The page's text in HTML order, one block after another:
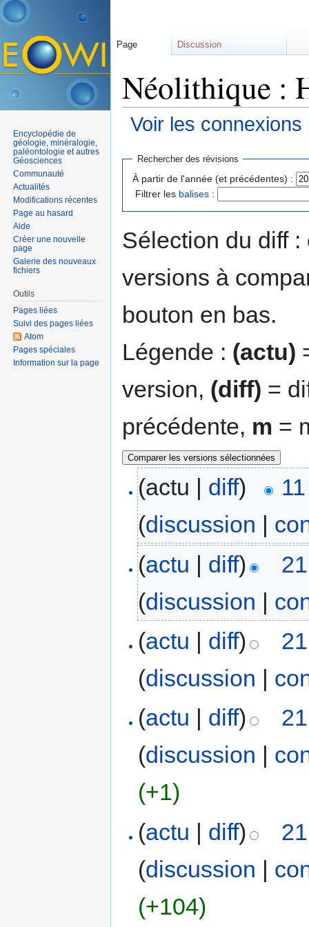
Néolithique :
Voir les
Rechercher des révisions
À partir de l'année (et précédentes) :
Filtrer les balises :
Sélection du diff
versions à
bouton en bas.
Légende : (actu)
version, (diff) =
précédente, m =
(actu | diff)
(discussion |
(actu | diff)
(discussion |
(actu | diff)
(discussion |
(actu | diff)
(discussion |
(+1)
(actu | diff)
(discussion |
(+104)
Page Discussion
Encyclopédie de
géologie, minéralogie,
paléontologie et autres
Géosciences
Communauté
Actualités
Modifications récentes
Page au hasard
Aide
Créer une nouvelle
page
Galerie des nouveaux
fichiers
Outils
Pages liées
Suivi des pages liées
Atom
Pages spéciales
Information sur la page